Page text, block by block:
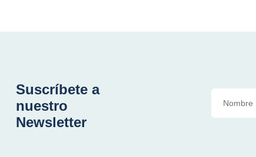
Suscríbete a
nuestro
Newsletter